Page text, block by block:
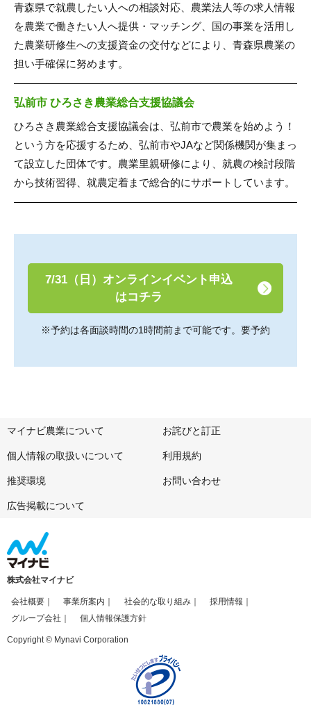
青森県で就農したい人への相談対応、農業法人等の求人情報
を農業で働きたい人へ提供・マッチング、国の事業を活用し
た農業研修生への支援資金の交付などにより、青森県農業の
担い手確保に努めます。
弘前市 ひろさき農業総合支援協議会
ひろさき農業総合支援協議会は、弘前市で農業を始めよう！
という方を応援するため、弘前市やJAなど関係機関が集まっ
て設立した団体です。農業里親研修により、就農の検討段階
から技術習得、就農定着まで総合的にサポートしています。
7/31（日）オンラインイベント申込
はコチラ
※予約は各面談時間の1時間前まで可能です。要予約
マイナビ農業について お詫びと訂正
個人情報の取扱いについて 利用規約
推奨環境 お問い合わせ
広告掲載について
株式会社マイナビ
会社概要 事業所案内 社会的な取り組み
採用情報
グループ会社
個人情報保護方針
Copyright © Mynavi Corporation